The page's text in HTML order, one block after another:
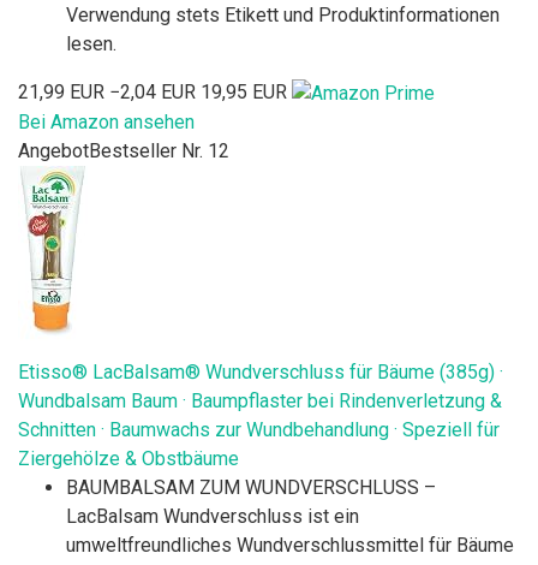
Verwendung stets Etikett und Produktinformationen
lesen.
21,99 EUR −2,04 EUR 19,95 EUR
Bei Amazon ansehen
AngebotBestseller Nr. 12
Etisso® LacBalsam® Wundverschluss für Bäume (385g) ·
Wundbalsam Baum · Baumpflaster bei Rindenverletzung &
Schnitten · Baumwachs zur Wundbehandlung · Speziell für
Ziergehölze & Obstbäume
BAUMBALSAM ZUM WUNDVERSCHLUSS –
LacBalsam Wundverschluss ist ein
umweltfreundliches Wundverschlussmittel für Bäume